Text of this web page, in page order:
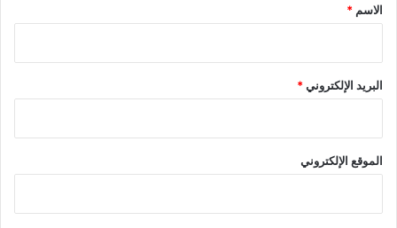
*
الاسم *
البريد الإلكتروني*
الموقع الإلكتروني